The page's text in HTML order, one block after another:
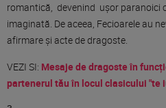
romantică, devenind ușor paranoici
imaginată. De aceea, Fecioarele au
afirmare și acte de dragoste.
VEZI SI: Mesaje de dragosteîn
partenerul tău în locul clasicului "te